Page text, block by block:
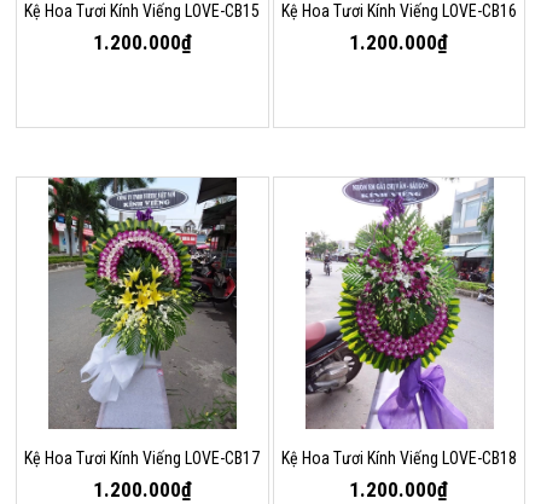
Kệ Hoa Tươi Kính Viếng LOVE-CB15
1.200.000₫
Kệ Hoa Tươi Kính Viếng LOVE-CB16
1.200.000₫
Kệ Hoa Tươi Kính Viếng LOVE-CB17
1.200.000₫
Kệ Hoa Tươi Kính Viếng LOVE-CB18
1.200.000₫